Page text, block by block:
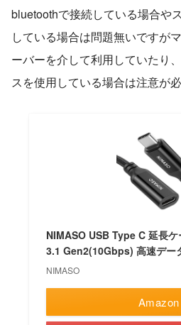
bluetoothで接続している場合や
している場合は問題無いですが
ーバーを介して利用していたり
スを使用している場合は注意が必
NIMASO USB Type C 延長
3.1 Gen2(10Gbps) 高速デー
NIMASO
Amazon